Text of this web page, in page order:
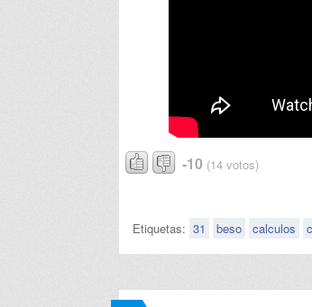
-10 (14 votos)
Etiquetas: 31 beso calculos